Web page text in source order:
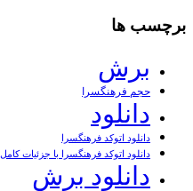
برچسب ها
برش
حجم فرهنگسرا
دانلود
دانلود اتوکد فرهنگسرا
دانلود اتوکد فرهنگسرا با جزئیات کامل
دانلود برش